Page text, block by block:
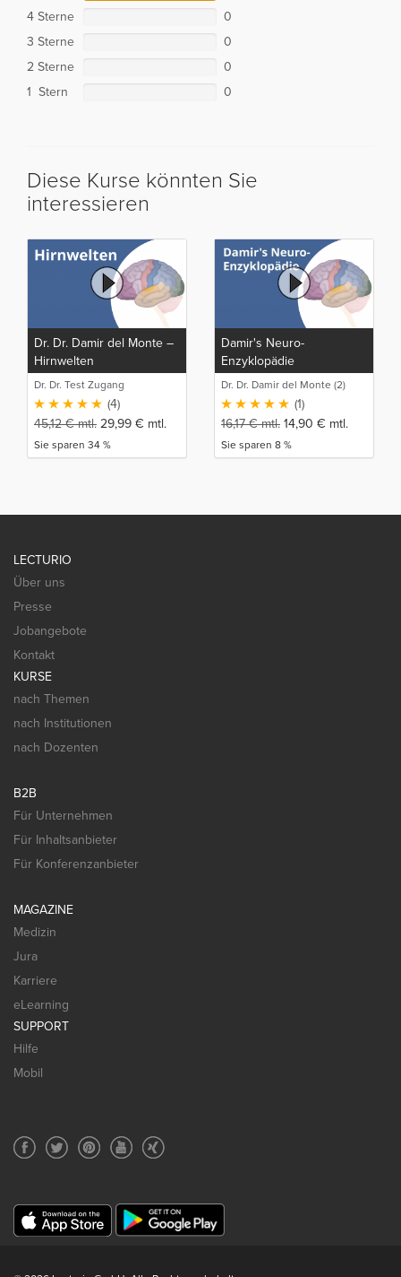
4 Sterne
0
3 Sterne
0
2 Sterne
0
1 Stern
0
Diese Kurse könnten Sie
interessieren
Dr. Dr. Damir del Monte –
Hirnwelten
Dr. Dr. Test Zugang
(4)
45,12€mtl. 29,99 € mtl.
Sie sparen 34 %
Damir's Neuro-
Enzyklopädie
Dr. Dr. Damir del Monte (2)
(1)
16,17€mtl. 14,90 € mtl.
Sie sparen 8 %
LECTURIO
Über uns
Presse
Jobangebote
Kontakt
KURSE
nach Themen
nach Institutionen
nach Dozenten
B2B
Für Unternehmen
Für Inhaltsanbieter
Für Konferenzanbieter
MAGAZINE
Medizin
Jura
Karriere
eLearning
SUPPORT
Hilfe
Mobil